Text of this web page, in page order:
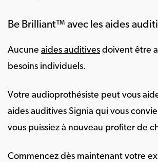
Be Brilliant™ avec les aides
Aucune aides auditives doivent être
besoins individuels.
Votre audioprothésiste peut vous
aides auditives Signia qui vous
vous puissiez à nouveau profiter de
Commencez dès maintenant votre